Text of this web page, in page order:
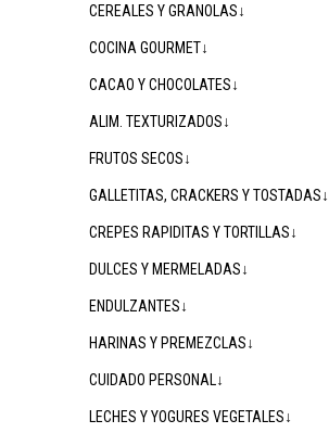
CEREALES Y GRANOLAS↓
COCINA GOURMET↓
CACAO Y CHOCOLATES↓
ALIM. TEXTURIZADOS↓
FRUTOS SECOS↓
GALLETITAS, CRACKERS Y TOSTADAS↓
CREPES RAPIDITAS Y TORTILLAS↓
DULCES Y MERMELADAS↓
ENDULZANTES↓
HARINAS Y PREMEZCLAS↓
CUIDADO PERSONAL↓
LECHES Y YOGURES VEGETALES↓